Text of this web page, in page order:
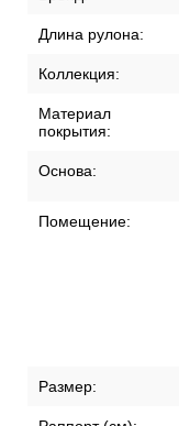
Длина рулона:
Коллекция:
Материал
покрытия:
Основа:
Помещение:
Размер: